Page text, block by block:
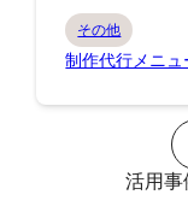
その他
制作代行メニュ
活用事